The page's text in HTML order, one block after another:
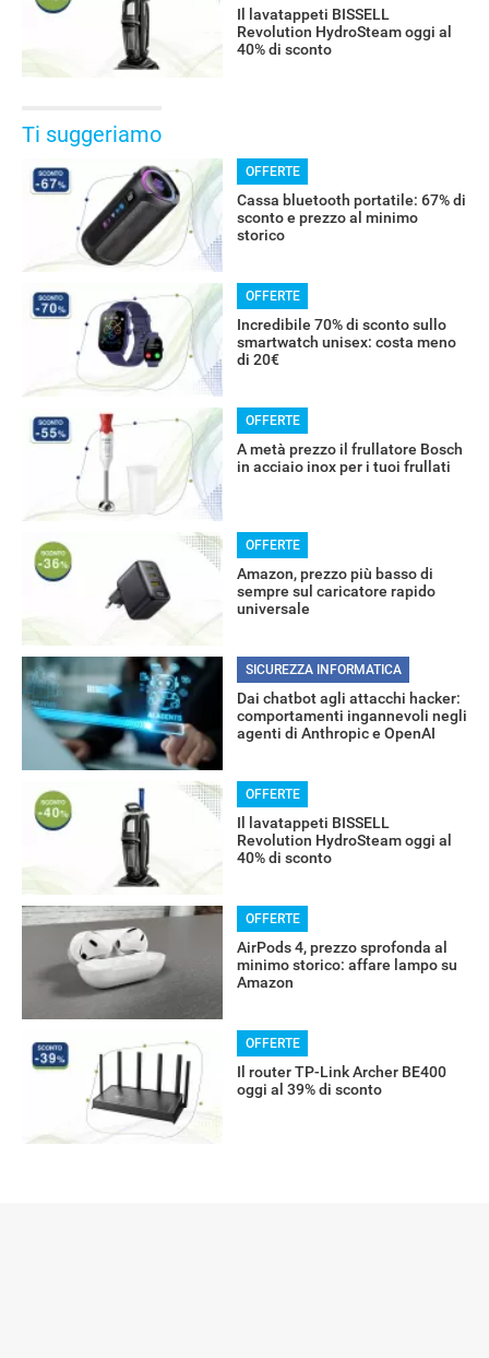
RECENSIONI
Il lavatappeti BISSELL
Revolution HydroSteam oggi al
40% di sconto
Ti suggeriamo
OFFERTE
Cassa bluetooth portatile: 67% di
sconto e prezzo al minimo
storico
OFFERTE
Incredibile 70% di sconto sullo
smartwatch unisex: costa meno
di 20€
OFFERTE
A metà prezzo il frullatore Bosch
in acciaio inox per i tuoi frullati
OFFERTE
Amazon, prezzo più basso di
sempre sul caricatore rapido
universale
SICUREZZA INFORMATICA
Dai chatbot agli attacchi hacker:
comportamenti ingannevoli negli
agenti di Anthropic e OpenAI
OFFERTE
Il lavatappeti BISSELL
Revolution HydroSteam oggi al
40% di sconto
OFFERTE
AirPods 4, prezzo sprofonda al
minimo storico: affare lampo su
Amazon
OFFERTE
Il router TP-Link Archer BE400
oggi al 39% di sconto